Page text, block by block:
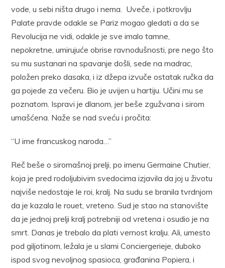
vode, u sebi ništa drugo i nema. Uveče, i potkrovlju
Palate pravde odakle se Pariz mogao gledati a da se
Revolucija ne vidi, odakle je sve imalo tamne,
nepokretne, umirujuće obrise ravnodušnosti, pre nego što
su mu sustanari na spavanje došli, sede na madrac,
položen preko dasaka, i iz džepa izvuče ostatak ručka da
ga pojede za večeru. Bio je uvijen u hartiju. Učini mu se
poznatom. Ispravi je dlanom, jer beše zgužvana i sirom
umašćena. Naže se nad sveću i pročita:
“U ime francuskog naroda…”
Reč beše o siromašnoj prelji, po imenu Germaine Chutier,
koja je pred rodoljubivim svedocima izjavila da joj u životu
najviše nedostaje le roi, kralj. Na sudu se branila tvrdnjom
da je kazala le rouet, vreteno. Sud je stao na stanovište
da je jednoj prelji kralj potrebniji od vretena i osudio je na
smrt. Danas je trebalo da plati vernost kralju. Ali, umesto
pod giljotinom, ležala je u slami Conciergerieje, duboko
ispod svog nevoljnog spasioca, građanina Popiera, i